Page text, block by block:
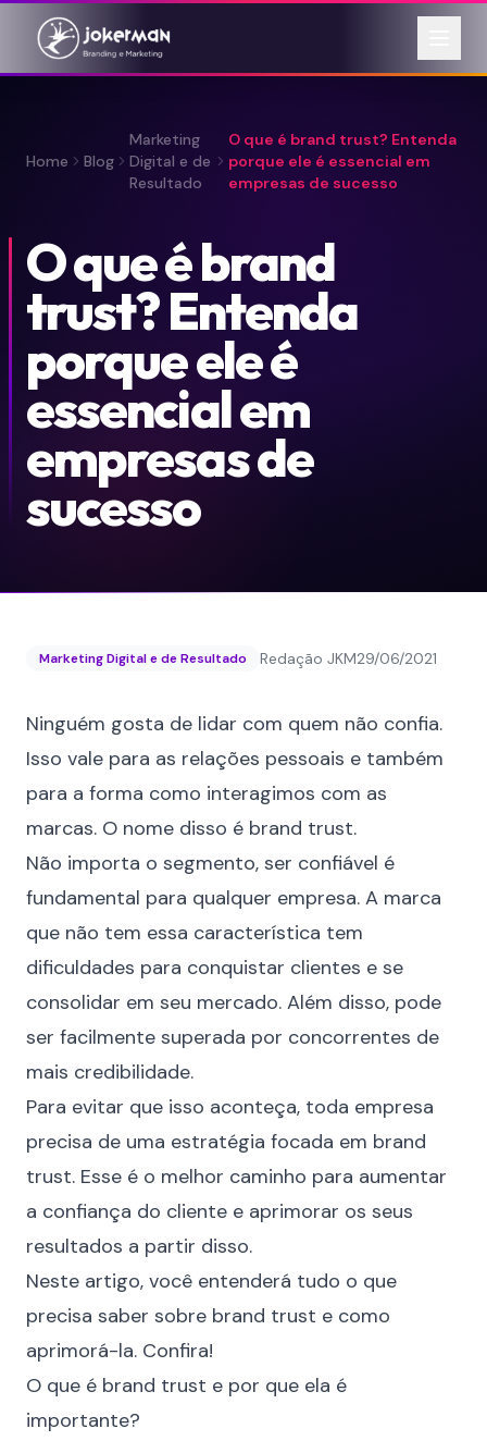
Home Blog
Marketing
Digital e de
Resultado
O que é brand trust? Entenda
porque ele é essencial em
empresas de sucesso
O que é brand
trust? Entenda
porque ele é
essencial em
empresas de
sucesso
Marketing Digital e de Resultado Redação JKM29/06/2021
Ninguém gosta de lidar com quem não confia.
Isso vale para as relações pessoais e também
para a forma como interagimos com as
marcas. O nome disso é brand trust.
Não importa o segmento, ser confiável é
fundamental para qualquer empresa. A marca
que não tem essa característica tem
dificuldades para conquistar clientes e se
consolidar em seu mercado. Além disso, pode
ser facilmente superada por concorrentes de
mais credibilidade.
Para evitar que isso aconteça, toda empresa
precisa de uma estratégia focada em brand
trust. Esse é o melhor caminho para aumentar
a confiança do cliente e aprimorar os seus
resultados a partir disso.
Neste artigo, você entenderá tudo o que
precisa saber sobre brand trust e como
aprimorá-la. Confira!
O que é brand trust e por que ela é
importante?